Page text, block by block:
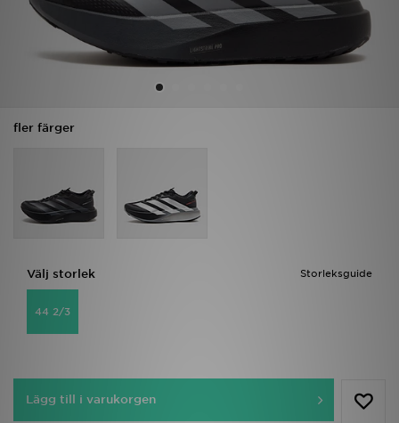
fler färger
Storleksguide
Välj storlek
44 2/3
Lägg till i varukorgen
Mina meddelanden
JD Blogg